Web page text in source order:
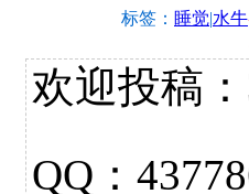
标签： 睡觉|水牛
欢迎投稿：
QQ：